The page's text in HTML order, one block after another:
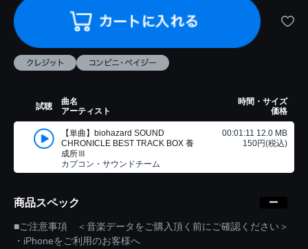
試聴
曲名
アーティスト
時間・サイズ
価格
【単曲】biohazard SOUND
CHRONICLE BEST TRACK BOX 養
成所Ⅲ
カプコン・サウンドチーム
00:01:11 12.0 MB
150円(税込)
商品スペック
■ご注意事項 ＜音楽データをご購入頂く前にご確認ください＞
・iPhoneをご利用のお客様へ